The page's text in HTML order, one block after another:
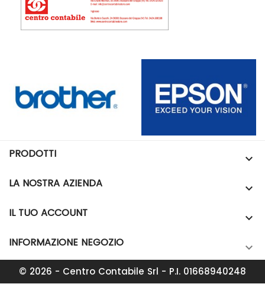
PRODOTTI 
LA NOSTRA AZIENDA 
IL TUO ACCOUNT 
INFORMAZIONE NEGOZIO 
© 2026 - Centro Contabile Srl - P.I. 01668940248